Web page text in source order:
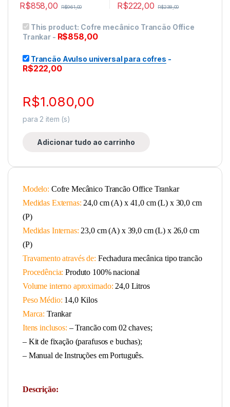
R$858,00 R$961,00 R$222,00 R$238,00
This product: Cofre mecânico Trancão Office
Trankar - R$858,00
Trancão Avulso universal para cofres -
R$222,00
R$1.080,00
para 2 item (s)
Adicionar tudo ao carrinho
Modelo: Cofre Mecânico Trancão Office Trankar
Medidas Externas: 24,0 cm (A) x 41,0 cm (L) x 30,0 cm
(P)
Medidas Internas: 23,0 cm (A) x 39,0 cm (L) x 26,0 cm
(P)
Travamento através de: Fechadura mecânica tipo trancão
Procedência:Produto 100% nacional
Volume interno aproximado: 24,0 Litros
Peso Médio: 14,0 Kilos
Marca:Trankar
Itens inclusos: – Trancão com 02 chaves;
– Kit de fixação (parafusos e buchas);
– Manual de Instruções em Português.
Descrição: